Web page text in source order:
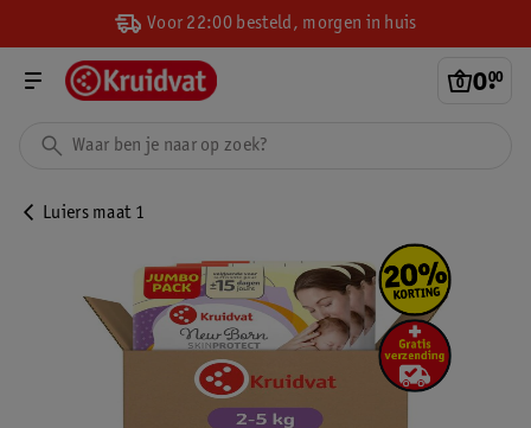
Voor 22:00 besteld, morgen in huis
0.
00
Luiers maat 1